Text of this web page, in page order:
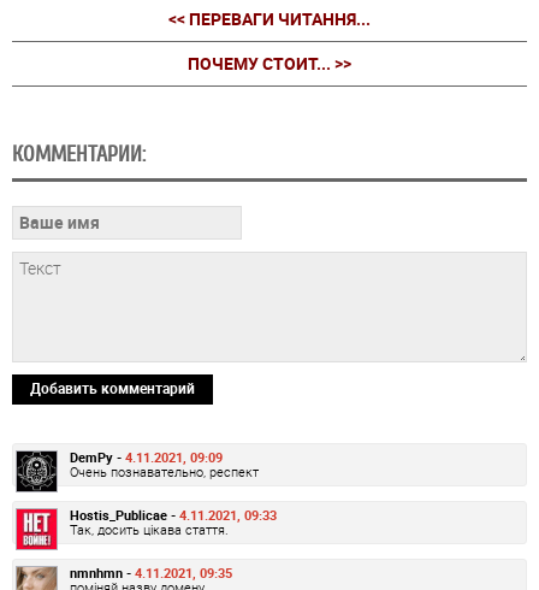
<< ПЕРЕВАГИ ЧИТАННЯ...
ПОЧЕМУ СТОИТ... >>
КОММЕНТАРИИ:
Добавить комментарий
DemPy - 4.11.2021, 09:09
Очень познавательно, респект
Hostis_Publicae - 4.11.2021, 09:33
Так, досить цікава стаття.
nmnhmn - 4.11.2021, 09:35